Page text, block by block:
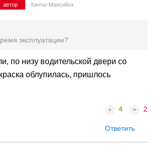
автор Ханты-Мансийск
эксплуатации?
по низу водительской двери со
облупилась, пришлось
4 2
Ответить